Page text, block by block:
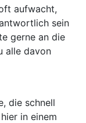
aufwacht,
sein
gerne an die
alle davon
die schnell
in einem